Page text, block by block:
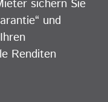
sichern Sie
und
Renditen